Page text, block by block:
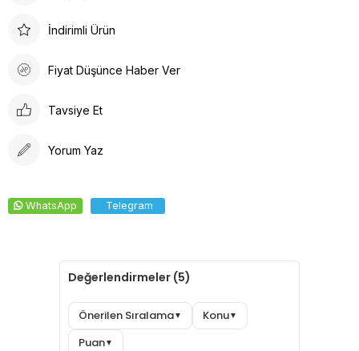
İndirimli Ürün
Fiyat Düşünce Haber Ver
Tavsiye Et
Yorum Yaz
WhatsApp Telegram
Değerlendirmeler (5)
Önerilen Sıralama▼ Konu▼
Puan▼